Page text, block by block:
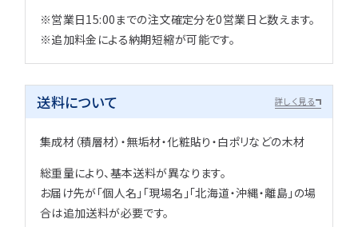
※営業日15:00までの注文確定分を0営業日と数えます。
※追加料金による納期短縮が可能です。
送料について 詳しく見る
集成材（積層材）・無垢材・化粧貼り・白ポリなどの木材
総重量により、基本送料が異なります。
お届け先が「個人名」「現場名」「北海道・沖縄・離島」の場
合は追加送料が必要です。